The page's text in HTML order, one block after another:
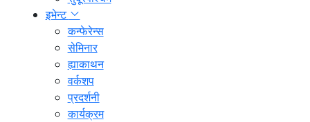
इभेन्ट
कन्फेरेन्स
सेमिनार
ह्याकाथन
वर्कशप
प्रदर्शनी
कार्यक्रम